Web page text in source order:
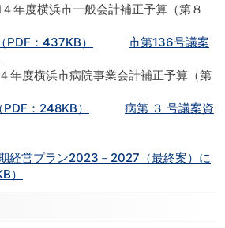
年度横浜市一般会計補正予算（第８
PDF：437KB）
市第136号議案
年度横浜市病院事業会計補正予算（第
：248KB）
病第 ３ 号議案資
経営プラン2023－2027（最終案）に
）